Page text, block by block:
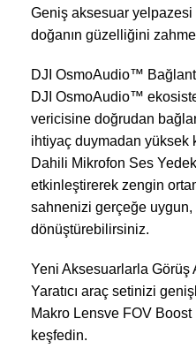
Geniş aksesuar yelpazesi
doğanın güzelliğini
DJI OsmoAudio™
DJI OsmoAudio™
vericisine doğrudan
ihtiyaç duymadan yüksek
Dahili Mikrofon Ses
etkinleştirerek zengin
sahnenizi gerçeğe
dönüştürebilirsiniz.
Yeni Aksesuarlarla Görüş
Yaratıcı araç setinizi
Makro Lensve FOV Boost
keşfedin.